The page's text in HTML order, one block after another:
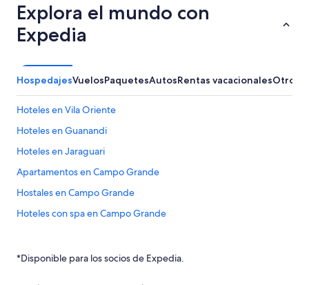
Explora el mundo con
Expedia
HospedajesVuelosPaquetesAutosRentas vacacionalesOtros
Hoteles en Vila Oriente
Hoteles en Guanandi
Hoteles en Jaraguari
Apartamentos en Campo Grande
Hostales en Campo Grande
Hoteles con spa en Campo Grande
Hoteles en la playa en Campo Grande
*Disponible para los socios de Expedia.